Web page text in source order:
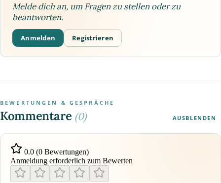
Melde dich an, um Fragen zu stellen oder zu
beantworten.
Anmelden Registrieren
BEWERTUNGEN & GESPRÄCHE
Kommentare (0) AUSBLENDEN
0.0 (0 Bewertungen)
Anmeldung erforderlich zum Bewerten